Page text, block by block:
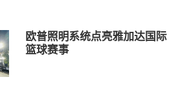
欧普照明系统点亮雅加达国际
篮球赛事